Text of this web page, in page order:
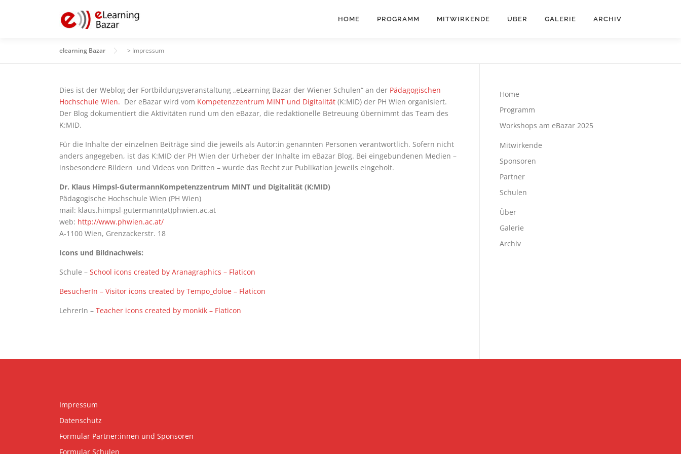
HOME PROGRAMM MITWIRKENDE ÜBER GALERIE ARCHIV
elearning Bazar > Impressum
Dies ist der Weblog der Fortbildungsveranstaltung „eLearning Bazar der Wiener Schulen“ an der Pädagogischen
Hochschule Wien. Der eBazar wird vom Kompetenzzentrum MINT und Digitalität (K:MID) der PH Wien organisiert.
Der Blog dokumentiert die Aktivitäten rund um den eBazar, die redaktionelle Betreuung übernimmt das Team des
K:MID.
Für die Inhalte der einzelnen Beiträge sind die jeweils als Autor:in genannten Personen verantwortlich. Sofern nicht
anders angegeben, ist das K:MID der PH Wien der Urheber der Inhalte im eBazar Blog. Bei eingebundenen Medien –
insbesondere Bildern und Videos von Dritten – wurde das Recht zur Publikation jeweils eingeholt.
Dr. Klaus Himpsl-GutermannKompetenzzentrum MINT und Digitalität (K:MID)
Pädagogische Hochschule Wien (PH Wien)
mail: klaus.himpsl-gutermann(at)phwien.ac.at
web: http://www.phwien.ac.at/
A-1100 Wien, Grenzackerstr. 18
Icons und Bildnachweis:
Schule – School icons created by Aranagraphics – Flaticon
BesucherIn – Visitor icons created by Tempo_doloe – Flaticon
LehrerIn – Teacher icons created by monkik – Flaticon
Home
Programm
Workshops am eBazar 2025
Mitwirkende
Sponsoren
Partner
Schulen
Über
Galerie
Archiv
Impressum
Datenschutz
Formular Partner:innen und Sponsoren
Formular Schulen